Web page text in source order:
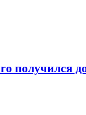
получился